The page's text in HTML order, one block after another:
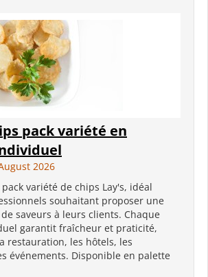
pack variété en
2026
pack variété de chips Lay's, idéal
souhaitant proposer une
saveurs à leurs clients. Chaque
garantit fraîcheur et praticité,
restauration, les hôtels, les
événements. Disponible en palette